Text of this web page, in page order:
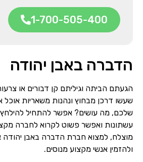
1-700-505-400
הדברה באבן יהודה
הגעתם הביתה וגיליתם קן דבורים או
שעשו דרכן מבחוץ ונהנות משאריות אוכל
שלכם, מה עושים? אפשר להתחיל
עשתונות ואפשר פשוט לקרוא לחברה
מוצלח, למצוא חברת הדברה באבן יהודה
ולהזמין אנשי מקצוע מנוסים.